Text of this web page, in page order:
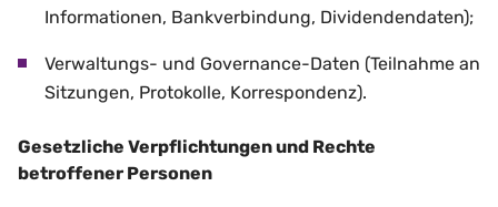
Informationen, Bankverbindung, Dividendendaten);
Verwaltungs- und Governance-Daten (Teilnahme an
Sitzungen, Protokolle, Korrespondenz).
Gesetzliche Verpflichtungen und Rechte
betroffener Personen